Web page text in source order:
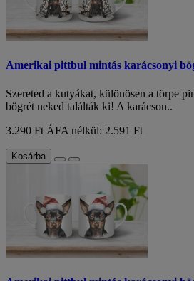
Amerikai pittbul mintás karácsonyi
Szereted a kutyákat, különösen a törpe
bögrét neked találták ki! A karácson..
3.290 Ft ÁFA nélkül: 2.591 Ft
Kosárba